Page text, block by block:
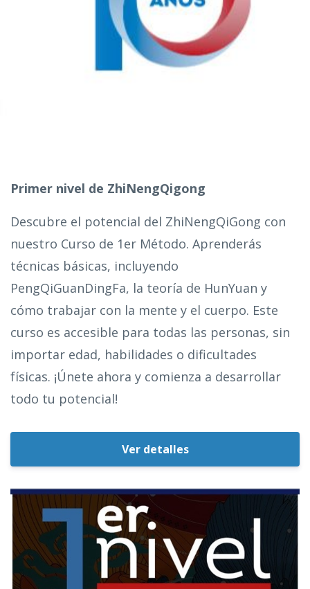
Primer nivel de ZhiNengQigong
Descubre el potencial del ZhiNengQiGong con
nuestro Curso de 1er Método. Aprenderás
técnicas básicas, incluyendo
PengQiGuanDingFa, la teoría de HunYuan y
cómo trabajar con la mente y el cuerpo. Este
curso es accesible para todas las personas, sin
importar edad, habilidades o dificultades
físicas. ¡Únete ahora y comienza a desarrollar
todo tu potencial!
Ver detalles